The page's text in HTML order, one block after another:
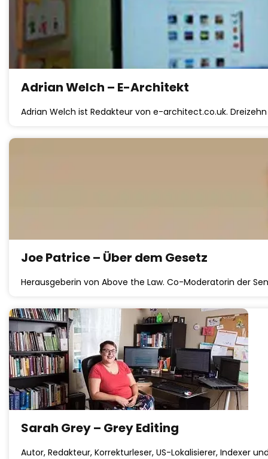
Adrian Welch – E-Architekt
Adrian Welch ist Redakteur von e-architect.co.uk.
Joe Patrice – Über dem Gesetz
Herausgeberin von Above the Law. Co-Moderatorin der
Sarah Grey – Grey Editing
Autor, Redakteur, Korrekturleser, US-Lokalisierer, Indexer